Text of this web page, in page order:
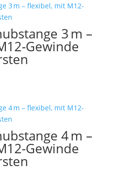
3 m –
Gewinde
4 m –
Gewinde